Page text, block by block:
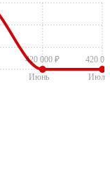
420 000 ₽
420
Июнь Июль